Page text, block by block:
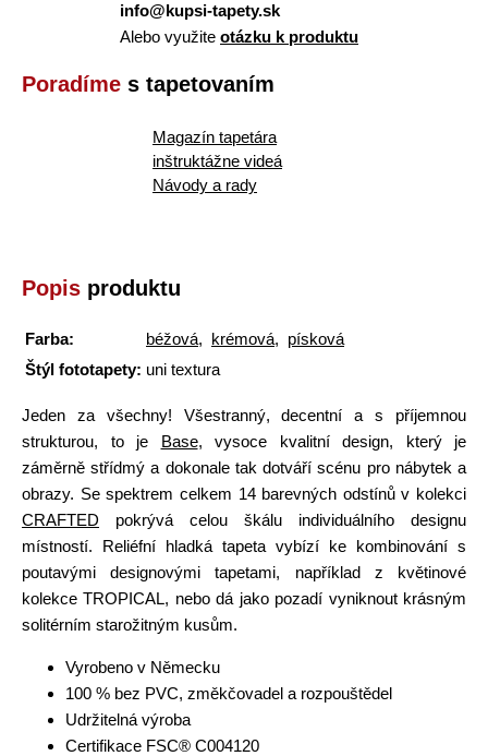
info@kupsi-tapety.sk
Alebo využite otázku k produktu
Poradíme s tapetovaním
Magazín tapetára
inštruktážne videá
Návody a rady
Popis produktu
Farba: béžová, krémová, písková
Štýl fototapety: uni textura
Jeden za všechny! Všestranný, decentní a s příjemnou
strukturou, to je Base, vysoce kvalitní design, který je
záměrně střídmý a dokonale tak dotváří scénu pro nábytek a
obrazy. Se spektrem celkem 14 barevných odstínů v kolekci
CRAFTED pokrývá celou škálu individuálního designu
místností. Reliéfní hladká tapeta vybízí ke kombinování s
poutavými designovými tapetami, například z květinové
kolekce TROPICAL, nebo dá jako pozadí vyniknout krásným
solitérním starožitným kusům.
Vyrobeno v Německu
100 % bez PVC, změkčovadel a rozpouštědel
Udržitelná výroba
Certifikace FSC® C004120